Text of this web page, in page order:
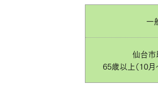
一
仙台市
65歳以上（10月